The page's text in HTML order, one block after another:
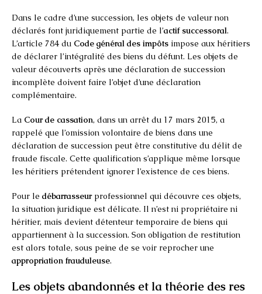
Dans le cadre d’une succession, les objets de valeur non
déclarés font juridiquement partie de l’actif successoral.
L’article 784 du Code général des impôts impose aux héritiers
de déclarer l’intégralité des biens du défunt. Les objets de
valeur découverts après une déclaration de succession
incomplète doivent faire l’objet d’une déclaration
complémentaire.
La Cour de cassation, dans un arrêt du 17 mars 2015, a
rappelé que l’omission volontaire de biens dans une
déclaration de succession peut être constitutive du délit de
fraude fiscale. Cette qualification s’applique même lorsque
les héritiers prétendent ignorer l’existence de ces biens.
Pour le débarrasseurprofessionnel qui découvre ces objets,
la situation juridique est délicate. Il n’est ni propriétaire ni
héritier, mais devient détenteur temporaire de biens qui
appartiennent à la succession. Son obligation de restitution
est alors totale, sous peine de se voir reprocher une
appropriation frauduleuse.
Les objets abandonnés et la théorie des res